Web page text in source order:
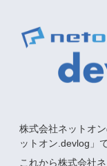
株式会社ネットオ
ットオン.devlog」で
これから株式会社